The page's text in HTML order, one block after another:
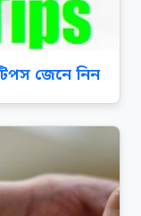
জেনে নিন